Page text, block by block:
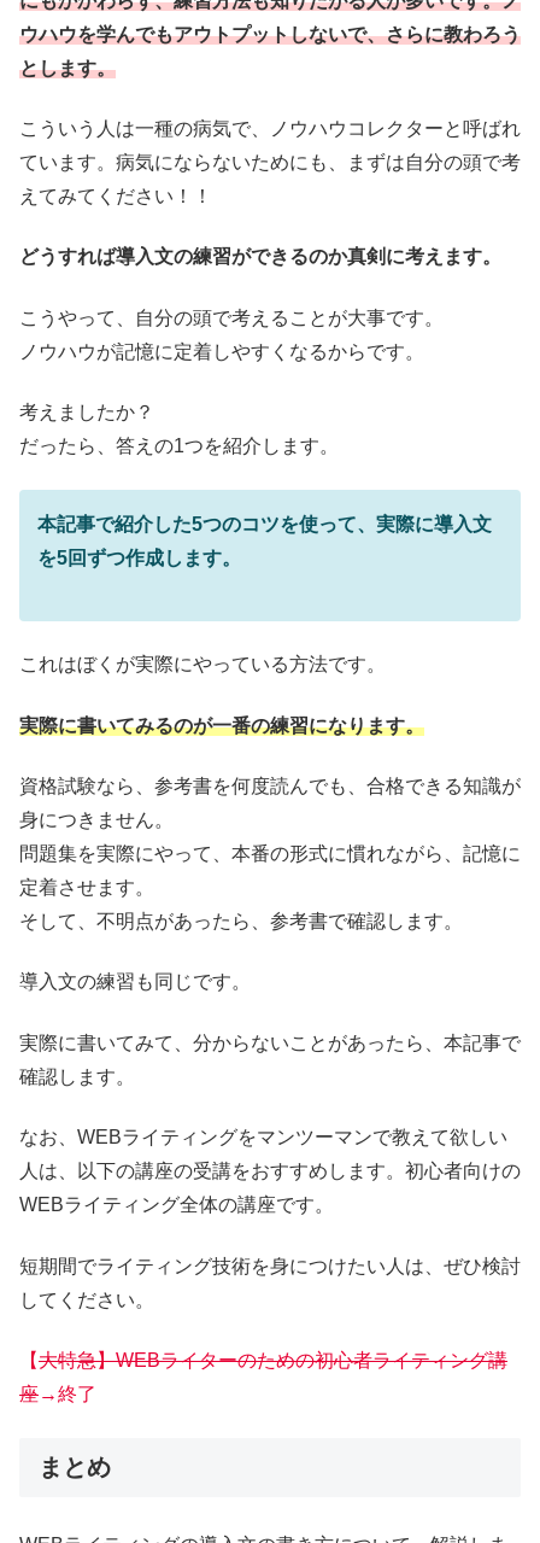
ウハウを学んでもアウトプットしないで、さらに教わろう
とします。
こういう人は一種の病気で、ノウハウコレクターと呼ばれ
ています。病気にならないためにも、まずは自分の頭で考
えてみてください！！
どうすれば導入文の練習ができるのか真剣に考えます。
こうやって、自分の頭で考えることが大事です。
ノウハウが記憶に定着しやすくなるからです。
考えましたか？
だったら、答えの1つを紹介します。
本記事で紹介した5つのコツを使って、実際に導入文
を5回ずつ作成します。
これはぼくが実際にやっている方法です。
実際に書いてみるのが一番の練習になります。
資格試験なら、参考書を何度読んでも、合格できる知識が
身につきません。
問題集を実際にやって、本番の形式に慣れながら、記憶に
定着させます。
そして、不明点があったら、参考書で確認します。
導入文の練習も同じです。
実際に書いてみて、分からないことがあったら、本記事で
確認します。
なお、WEBライティングをマンツーマンで教えて欲しい
人は、以下の講座の受講をおすすめします。初心者向けの
WEBライティング全体の講座です。
短期間でライティング技術を身につけたい人は、ぜひ検討
してください。
【大特急】WEBライターのための初心者ライティング講
座→終了
まとめ